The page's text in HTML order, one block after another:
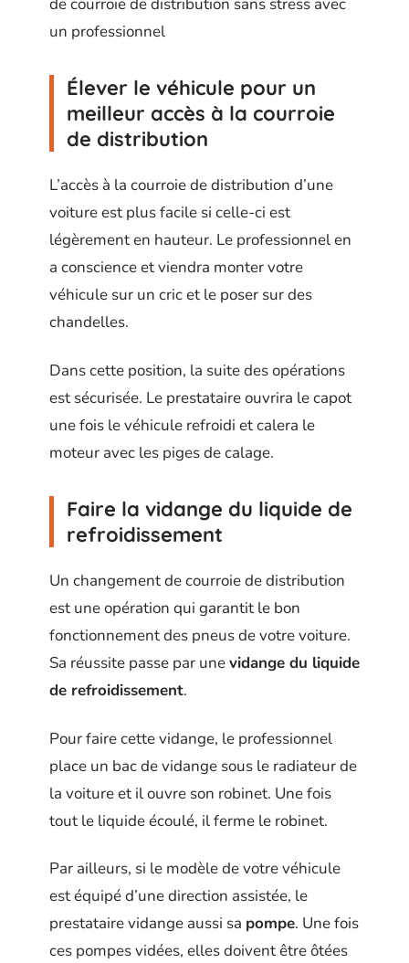
Élever le véhicule pour un
meilleur accès à la courroie
de distribution
L’accès à la courroie de distribution d’une
voiture est plus facile si celle-ci est
légèrement en hauteur. Le professionnel en
a conscience et viendra monter votre
véhicule sur un cric et le poser sur des
chandelles.
Dans cette position, la suite des opérations
est sécurisée. Le prestataire ouvrira le capot
une fois le véhicule refroidi et calera le
moteur avec les piges de calage.
Faire la vidange du liquide de
refroidissement
Un changement de courroie de distribution
est une opération qui garantit le bon
fonctionnement des pneus de votre voiture.
Sa réussite passe par unevidange du liquide
de refroidissement.
Pour faire cette vidange, le professionnel
place un bac de vidange sous le radiateur de
la voiture et il ouvre son robinet. Une fois
tout le liquide écoulé, il ferme le robinet.
Par ailleurs, si le modèle de votre véhicule
est équipé d’une direction assistée, le
prestataire vidange aussi sa pompe. Une fois
ces pompes vidées, elles doivent être ôtées